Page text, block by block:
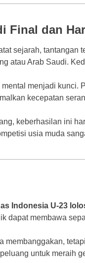
Final dan
sejarah, tantangan
atau Arab Saudi.
menjadi kunci.
kecepatan
keberhasilan ini
usia muda
Indonesia U-23
dapat membawa
membanggakan,
untuk meraih